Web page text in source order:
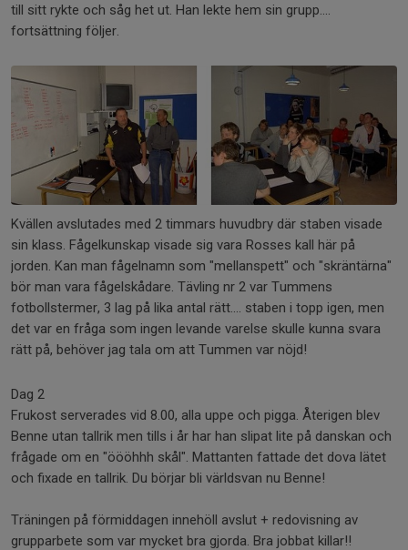
till sitt rykte och såg het ut. Han lekte hem sin grupp....
fortsättning följer.
Kvällen avslutades med 2 timmars huvudbry där staben visade
sin klass. Fågelkunskap visade sig vara Rosses kall här på
jorden. Kan man fågelnamn som "mellanspett" och "skräntärna"
bör man vara fågelskådare. Tävling nr 2 var Tummens
fotbollstermer, 3 lag på lika antal rätt.... staben i topp igen, men
det var en fråga som ingen levande varelse skulle kunna svara
rätt på, behöver jag tala om att Tummen var nöjd!
Dag 2
Frukost serverades vid 8.00, alla uppe och pigga. Återigen blev
Benne utan tallrik men tills i år har han slipat lite på danskan och
frågade om en "öööhhh skål". Mattanten fattade det dova lätet
och fixade en tallrik. Du börjar bli världsvan nu Benne!
Träningen på förmiddagen innehöll avslut + redovisning av
grupparbete som var mycket bra gjorda. Bra jobbat killar!!